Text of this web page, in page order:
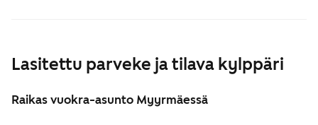
Lasitettu parveke ja tilava kylppäri
Raikas vuokra-asunto Myyrmäessä